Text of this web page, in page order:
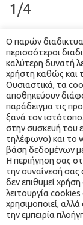
1/4
Lorem ipsum
elit. Ut
nobis.
ducimus, illo,
repudiandae
® 2021 ΔΙ…
Ο παρών
περισσότεροι
καλύτερη δυνατή
χρήστη καθώς και
Ουσιαστικά, τα
αποθηκεύουν
παράδειγμα τις
ξανά τον
στην συσκευή του
τηλέφωνο) και το
βάση δεδομένων
Η περιήγηση σας
την συναίνεσή
δεν επιθυμεί
λειτουργία
χρησιμοποιεί,
την εμπειρία